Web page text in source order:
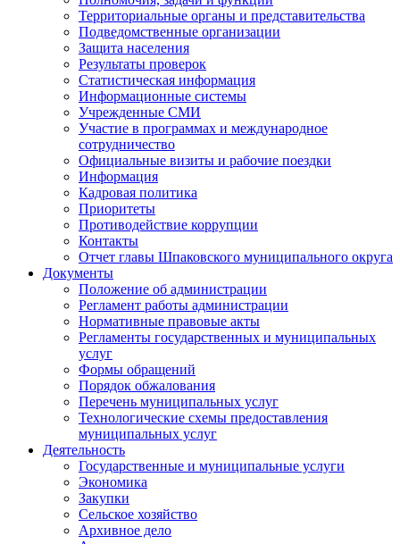
Территориальные органы и представительства
Подведомственные организации
Защита населения
Результаты проверок
Статистическая информация
Информационные системы
Учрежденные СМИ
Участие в программах и международное
сотрудничество
Официальные визиты и рабочие поездки
Информация
Кадровая политика
Приоритеты
Противодействие коррупции
Контакты
Отчет главы Шпаковского муниципального округа
Документы
Положение об администрации
Регламент работы администрации
Нормативные правовые акты
Регламенты государственных и муниципальных
услуг
Формы обращений
Порядок обжалования
Перечень муниципальных услуг
Технологические схемы предоставления
муниципальных услуг
Деятельность
Государственные и муниципальные услуги
Экономика
Закупки
Сельское хозяйство
Архивное дело